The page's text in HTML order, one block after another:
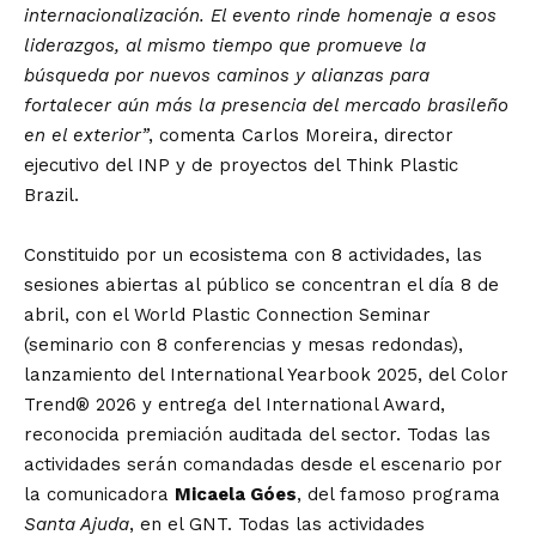
internacionalización. El evento rinde homenaje a esos
liderazgos, al mismo tiempo que promueve la
búsqueda por nuevos caminos y alianzas para
fortalecer aún más la presencia del mercado brasileño
en el exterior”, comenta Carlos Moreira, director
ejecutivo del INP y de proyectos del Think Plastic
Brazil.
Constituido por un ecosistema con 8 actividades, las
sesiones abiertas al público se concentran el día 8 de
abril, con el World Plastic Connection Seminar
(seminario con 8 conferencias y mesas redondas),
lanzamiento del International Yearbook 2025, del Color
Trend® 2026 y entrega del International Award,
reconocida premiación auditada del sector. Todas las
actividades serán comandadas desde el escenario por
la comunicadora Micaela Góes, del famoso programa
Santa Ajuda, en el GNT. Todas las actividades